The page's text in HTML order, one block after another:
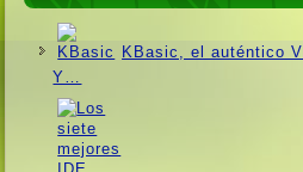
KBasic, el auténtico
Y…